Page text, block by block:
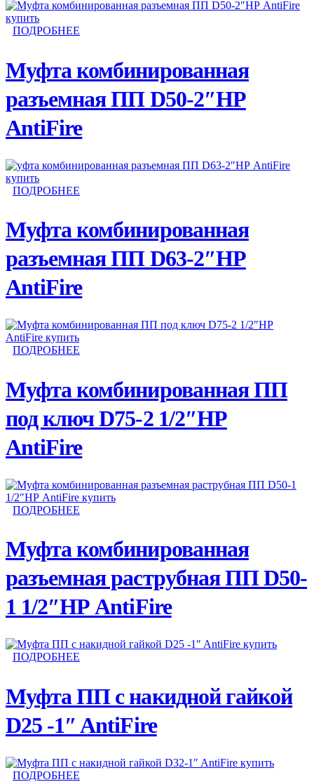
ПОДРОБНЕЕ
Муфта комбинированная
разъемная ПП D50-2″НР
AntiFire
ПОДРОБНЕЕ
Муфта комбинированная
разъемная ПП D63-2″НР
AntiFire
ПОДРОБНЕЕ
Муфта комбинированная ПП
под ключ D75-2 1/2″НР
AntiFire
ПОДРОБНЕЕ
Муфта комбинированная
разъемная раструбная ПП D50-
1 1/2″НР AntiFire
ПОДРОБНЕЕ
Муфта ПП с накидной гайкой
D25 -1″ AntiFire
ПОДРОБНЕЕ